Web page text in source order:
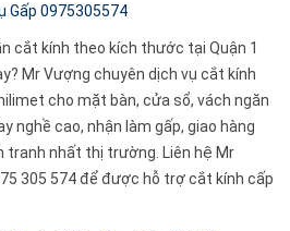
Gấp 0975305574
cắt kính theo kích thước tại Quận 1
Mr Vượng chuyên dịch vụ cắt kính
cho mặt bàn, cửa sổ, vách ngăn
nghề cao, nhận làm gấp, giao hàng
tranh nhất thị trường. Liên hệ Mr
305 574 để được hỗ trợ cắt kính cấp